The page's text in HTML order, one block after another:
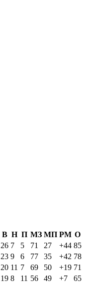
В Н П МЗ МП РМ О
26 7 5 71 27 +44 85
23 9 6 77 35 +42 78
20 11 7 69 50 +19 71
19 8 11 56 49 +7
65